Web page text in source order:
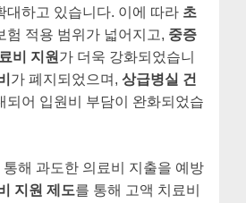
대하고 있습니다. 이에 따라 초
험 적용 범위가 넓어지고, 중증
비 지원 가 더욱 강화되었습니
가 폐지되었으며, 상급병실 건
되어 입원비 부담이 완화되었습
통해 과도한 의료비 지출을 예방
지원 제도를 통해 고액 치료비